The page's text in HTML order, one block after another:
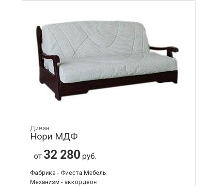
Диван
Нори МДФ
от 32 280 руб.
Фабрика - Фиеста Мебель
Механизм - аккордеон